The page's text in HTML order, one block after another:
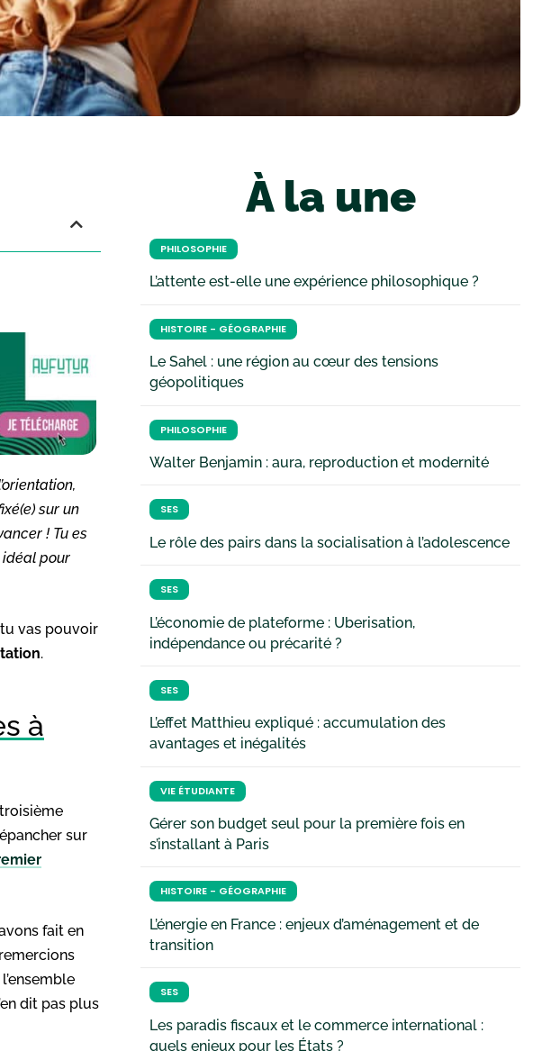
sur un
! Tu es
idéal pour
vas pouvoir
.
à
sur
fait en
dit pas plus
À la une
PHILOSOPHIE
L’attente est-elle une expérience philosophique ?
HISTOIRE - GÉOGRAPHIE
Le Sahel : une région au cœur des tensions
géopolitiques
PHILOSOPHIE
Walter Benjamin : aura, reproduction et modernité
SES
Le rôle des pairs dans la socialisation à l’adolescence
SES
L’économie de plateforme : Uberisation,
indépendance ou précarité ?
SES
L’effet Matthieu expliqué : accumulation des
avantages et inégalités
VIE ÉTUDIANTE
Gérer son budget seul pour la première fois en
s’installant à Paris
HISTOIRE - GÉOGRAPHIE
L’énergie en France : enjeux d’aménagement et de
transition
SES
Les paradis fiscaux et le commerce international :
quels enjeux pour les États ?